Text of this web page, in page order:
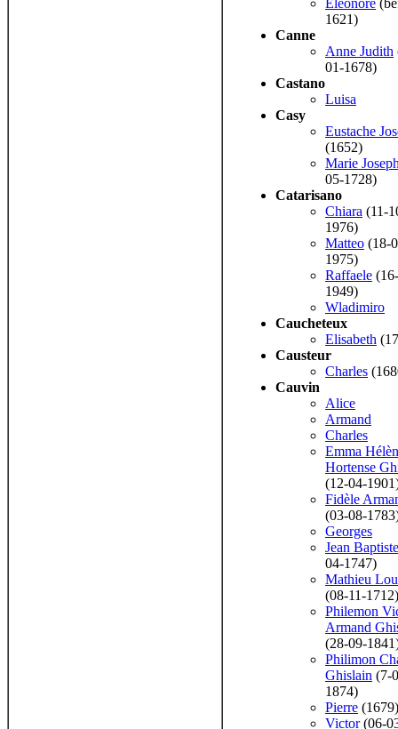
Eléonore
1621)
Canne
Anne Judith
01-1678)
Castano
Luisa
Casy
Eustache
(1652)
Marie
05-1728)
Catarisano
Chiara (11-
1976)
Matteo (18-
1975)
Raffaele
1949)
Wladimiro
Caucheteux
Elisabeth
Causteur
Charles
Cauvin
Alice
Armand
Charles
Emma
Hortense
(12-04-
Fidèle
(03-08-
Georges
Jean Baptiste
04-1747)
Mathieu
(08-11-1712)
Philemon
Armand
(28-09-
Philimon
Ghislain (7-
1874)
Pierre (1679)
Victor(06-